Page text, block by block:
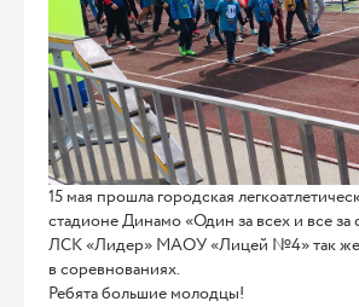
15 мая прошла городская
стадионе Динамо «Один за всех и все
ЛСК «Лидер» МАОУ «Лицей №4» так же
в соревнованиях.
Ребята большие молодцы!